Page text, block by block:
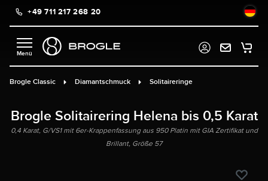
springen
+49 711 217 268 20
Brogle Classic Diamantschmuck Solitaireringe
Brogle Solitairering Helena bis 0,5 Karat
0,4 Karat, G/VS1 mit 6er-Krappenfassung aus 950 Platin mit GIA Zertifikat und
Brillant, Größe 57